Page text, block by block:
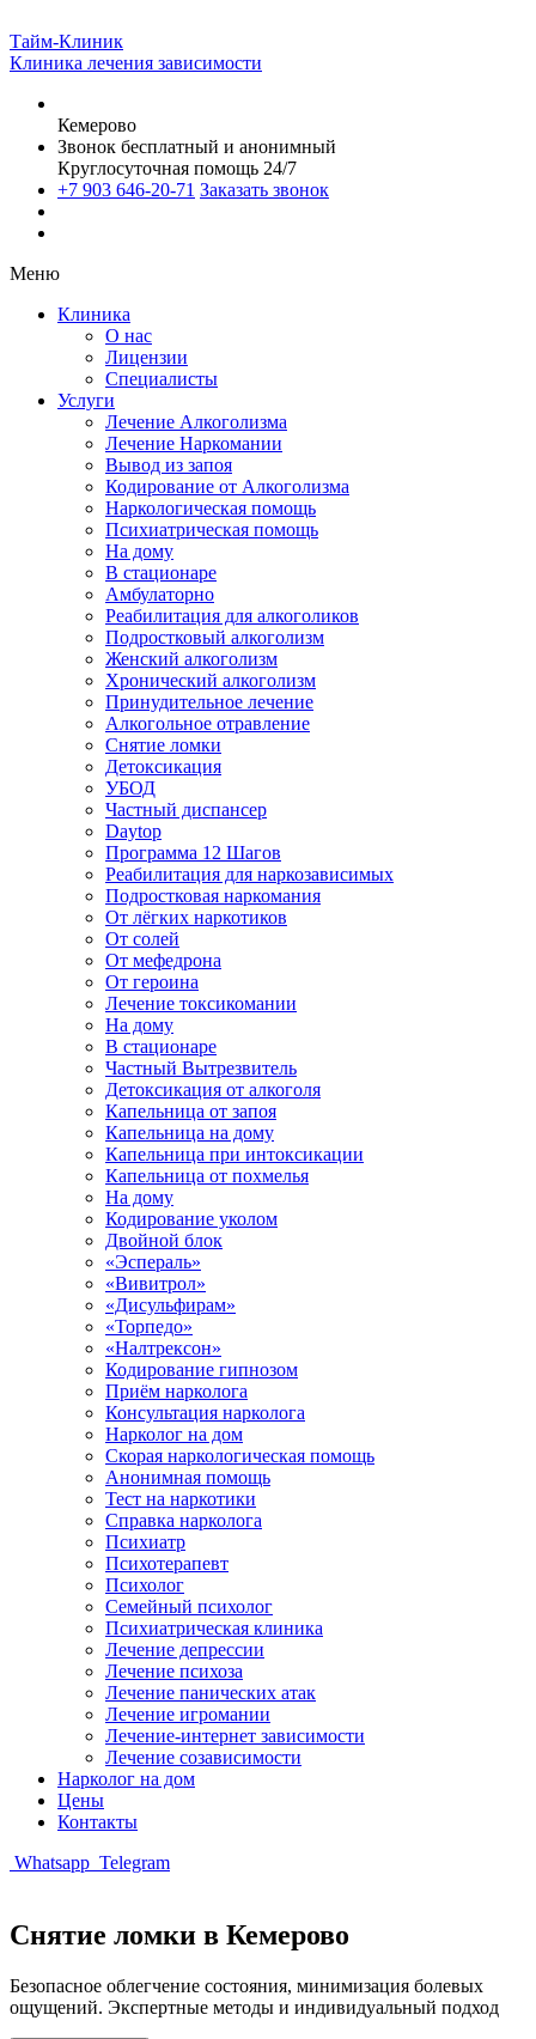
Тайм-Клиник
Клиника лечения зависимости
Кемерово
Звонок бесплатный и анонимный
Круглосуточная помощь 24/7
+7 903 646-20-71 Заказать звонок
Меню
Клиника
О нас
Лицензии
Специалисты
Услуги
Лечение Алкоголизма
Лечение Наркомании
Вывод из запоя
Кодирование от Алкоголизма
Наркологическая помощь
Психиатрическая помощь
На дому
В стационаре
Амбулаторно
Реабилитация для алкоголиков
Подростковый алкоголизм
Женский алкоголизм
Хронический алкоголизм
Принудительное лечение
Алкогольное отравление
Снятие ломки
Детоксикация
УБОД
Частный диспансер
Daytop
Программа 12 Шагов
Реабилитация для наркозависимых
Подростковая наркомания
От лёгких наркотиков
От солей
От мефедрона
От героина
Лечение токсикомании
На дому
В стационаре
Частный Вытрезвитель
Детоксикация от алкоголя
Капельница от запоя
Капельница на дому
Капельница при интоксикации
Капельница от похмелья
На дому
Кодирование уколом
Двойной блок
«Эспераль»
«Вивитрол»
«Дисульфирам»
«Торпедо»
«Налтрексон»
Кодирование гипнозом
Приём нарколога
Консультация нарколога
Нарколог на дом
Скорая наркологическая помощь
Анонимная помощь
Тест на наркотики
Справка нарколога
Психиатр
Психотерапевт
Психолог
Семейный психолог
Психиатрическая клиника
Лечение депрессии
Лечение психоза
Лечение панических атак
Лечение игромании
Лечение-интернет зависимости
Лечение созависимости
Нарколог на дом
Цены
Контакты
Whatsapp Telegram
Снятие ломки в Кемерово
Безопасное облегчение состояния, минимизация болевых
ощущений. Экспертные методы и индивидуальный подход